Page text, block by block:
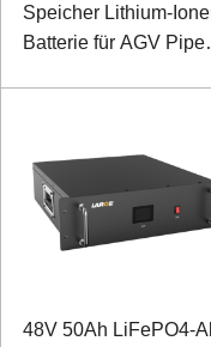
Speicher Lithium-
Batterie für AGV Pipe
48V 50Ah LiFePO4-